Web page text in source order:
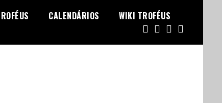
CALENDÁRIOS WIKI TROFÉUS